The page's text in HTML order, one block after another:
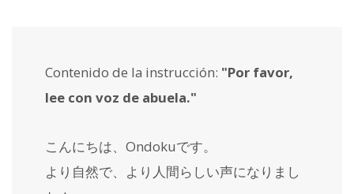
Contenido de la instrucción: "Por favor,
lee con voz de abuela."
こんにちは、Ondokuです。
より自然で、より人間らしい声になりまし